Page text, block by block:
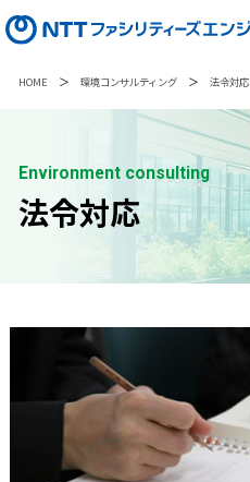
HOME ＞ 環境コンサルティング ＞ 法令対応
Environment consulting
法令対応